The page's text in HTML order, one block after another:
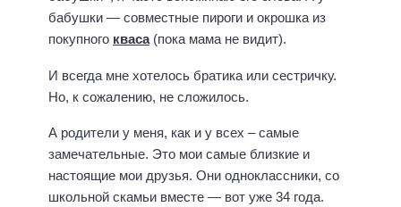
бабушки — совместные пироги и окрошка из
покупного кваса(пока мама не видит).
И всегда мне хотелось братика или сестричку.
Но, к сожалению, не сложилось.
А родители у меня, как и у всех – самые
замечательные. Это мои самые близкие и
настоящие мои друзья. Они одноклассники, со
школьной скамьи вместе — вот уже 34 года.